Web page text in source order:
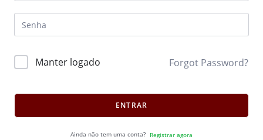
Manter logado Forgot Password?
ENTRAR
Ainda não tem uma conta? Registrar agora